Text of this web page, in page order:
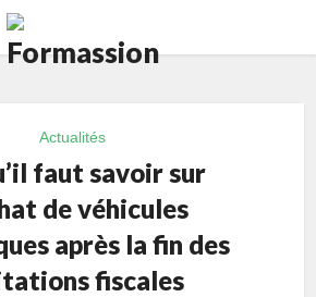
Actualités
faut savoir sur
de véhicules
après la fin des
fiscales